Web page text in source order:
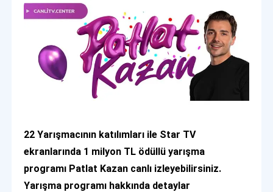
22 Yarışmacının katılımları ile Star TV
ekranlarında 1 milyon TL ödüllü yarışma
programı Patlat Kazan canlı izleyebilirsiniz.
Yarışma programı hakkında detaylar